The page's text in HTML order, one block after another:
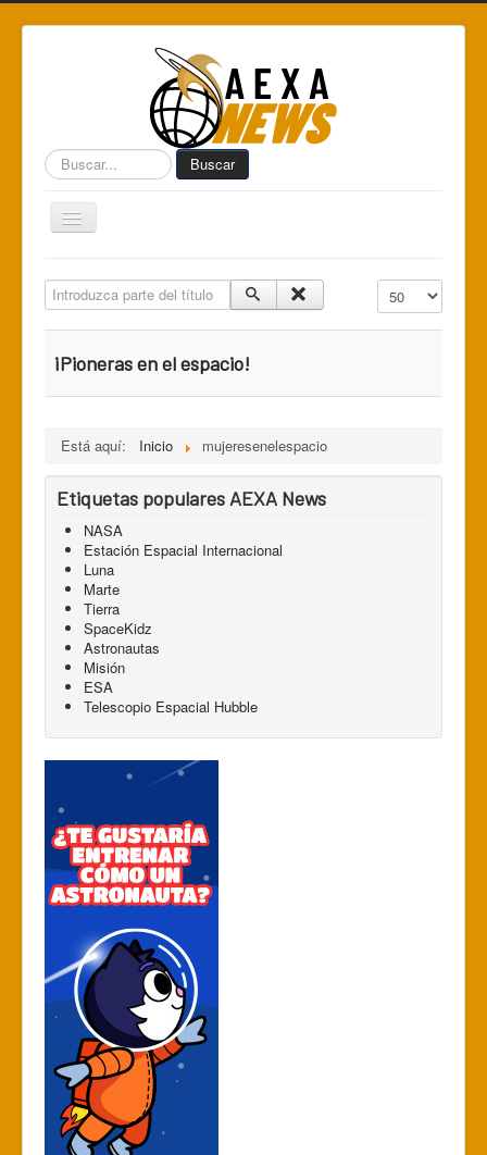
Buscar... Buscar
Toggle
Navigation
Centro de Informática AEXA
Space Kidz
Introduzca parte del título Cantidad a
¡Pioneras en el espacio!
Está aquí: Inicio mujeresenelespacio
Etiquetas populares AEXA News
NASA
Estación Espacial Internacional
Luna
Marte
Tierra
SpaceKidz
Astronautas
Misión
ESA
Telescopio Espacial Hubble